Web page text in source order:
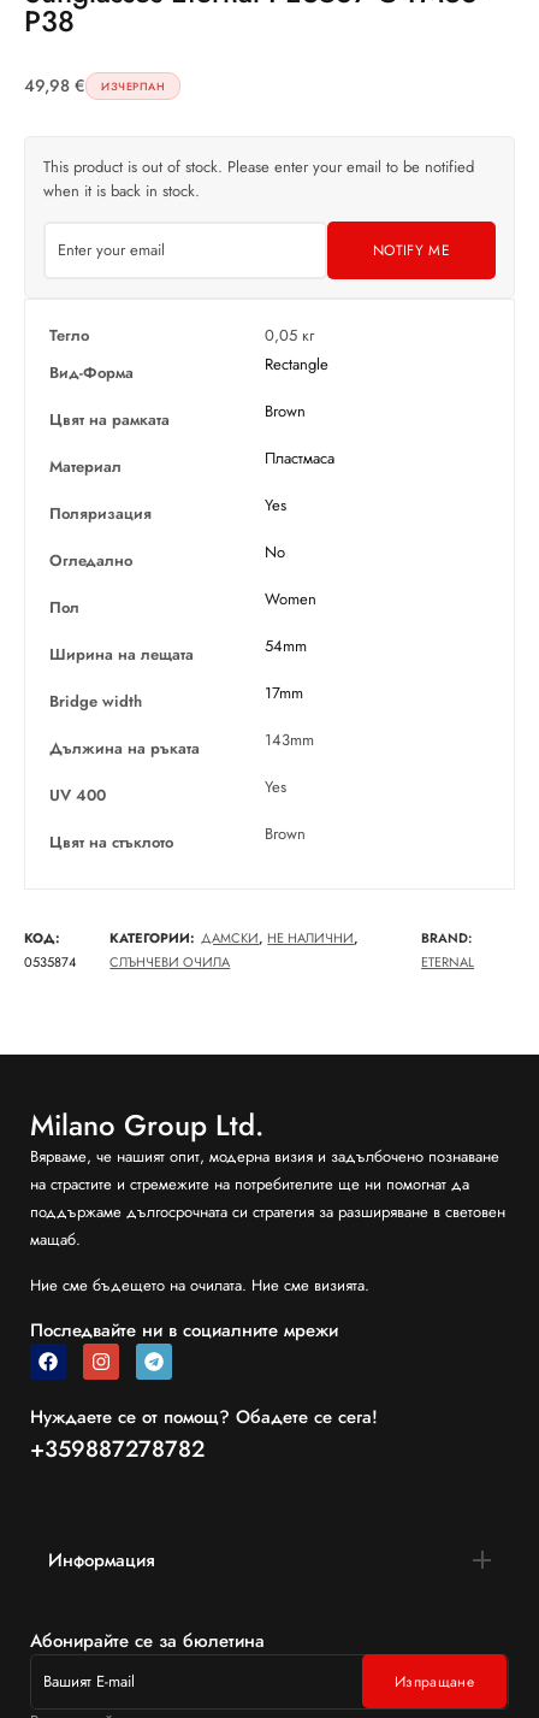
P38
49,98 € ИЗЧЕРПАН
This product is out of stock. Please enter your email to be notified
when it is back in stock.
NOTIFY ME
Тегло
0,05 кг
Вид-Форма
Rectangle
Цвят на рамката Brown
Материал Пластмаса
Поляризация Yes
Огледално No
Пол Women
Ширина на лещата 54mm
Bridge width 17mm
Дължина на ръката 143mm
UV 400 Yes
Цвят на стъклото Brown
КОД:
0535874
КАТЕГОРИИ: ДАМСКИ, НЕ НАЛИЧНИ,
СЛЪНЧЕВИ ОЧИЛА
BRAND:
ETERNAL
Milano Group Ltd.
Вярваме, че нашият опит, модерна визия и задълбочено познаване
на страстите и стремежите на потребителите ще ни помогнат да
поддържаме дългосрочната си стратегия за разширяване в световен
мащаб.
Ние сме бъдещето на очилата. Ние сме визията.
Последвайте ни в социалните мрежи
Нуждаете се от помощ? Обадете се сега!
+359887278782
Информация
Абонирайте се за бюлетина